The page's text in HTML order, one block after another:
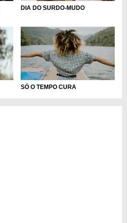
DIA DO SURDO-MUDO
SÓ O TEMPO CURA